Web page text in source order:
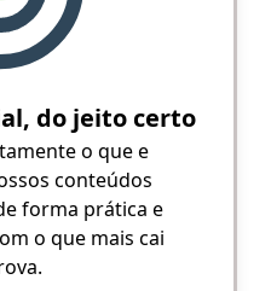
do jeito certo
o que e
conteúdos
forma prática e
o que mais cai